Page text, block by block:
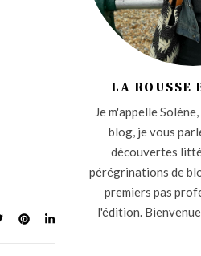
LA ROUSSE
Je m'appelle
blog, je vous
découvertes
pérégrinations de
premiers pas
l'édition.